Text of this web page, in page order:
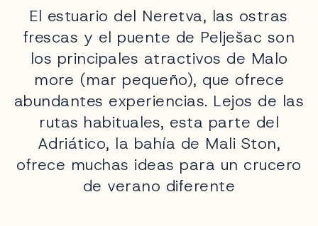
El estuario del Neretva, las ostras
frescas y el puente de Pelješac son
los principales atractivos de Malo
more (mar pequeño), que ofrece
abundantes experiencias. Lejos de las
rutas habituales, esta parte del
Adriático, la bahía de Mali Ston,
ofrece muchas ideas para un crucero
de verano diferente